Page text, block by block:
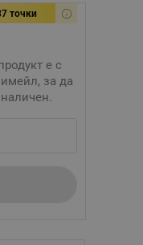
точки
е с
за да